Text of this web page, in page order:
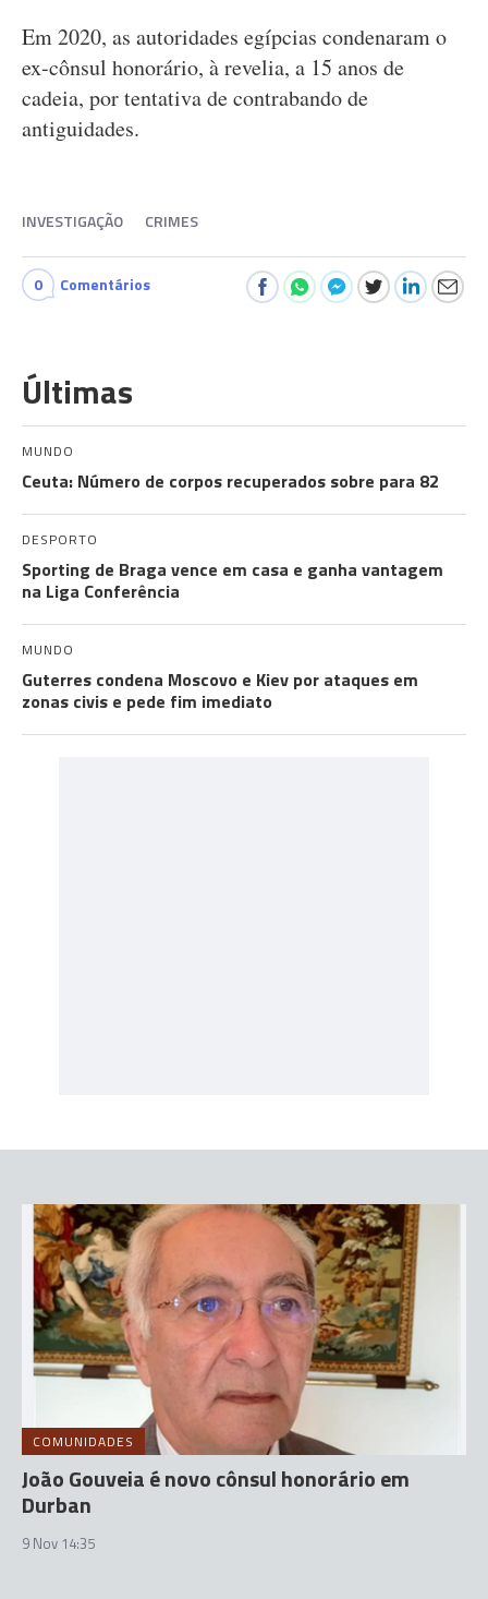
Em 2020, as autoridades egípcias condenaram o
ex-cônsul honorário, à revelia, a 15 anos de
cadeia, por tentativa de contrabando de
antiguidades.
INVESTIGAÇÃO CRIMES
0 Comentários
Últimas
MUNDO
Ceuta: Número de corpos recuperados sobre para 82
DESPORTO
Sporting de Braga vence em casa e ganha vantagem
na Liga Conferência
MUNDO
Guterres condena Moscovo e Kiev por ataques em
zonas civis e pede fim imediato
COMUNIDADES
João Gouveia é novo cônsul honorário em
Durban
9 Nov 14:35